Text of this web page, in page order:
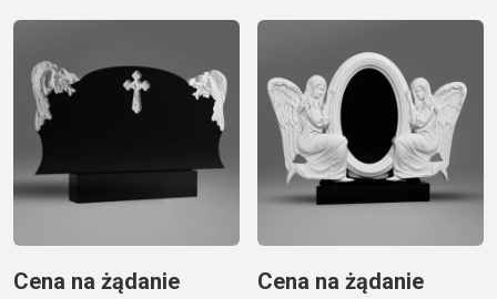
Cena na żądanie Cena na żądanie